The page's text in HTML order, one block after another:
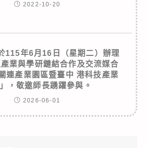
2022-10-20
115年6月16日（星期二）辦理
產業與學研鏈結合作及交流媒合
連產業園區暨臺中 港科技產業
，敬邀師長踴躍參與。
2026-06-01